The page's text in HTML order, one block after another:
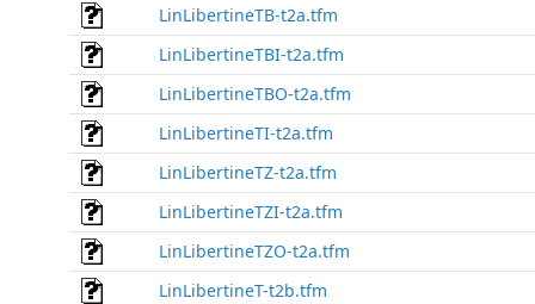
LinLibertineTB-t2a.tfm
LinLibertineTBI-t2a.tfm
LinLibertineTBO-t2a.tfm
LinLibertineTI-t2a.tfm
LinLibertineTZ-t2a.tfm
LinLibertineTZI-t2a.tfm
LinLibertineTZO-t2a.tfm
LinLibertineT-t2b.tfm